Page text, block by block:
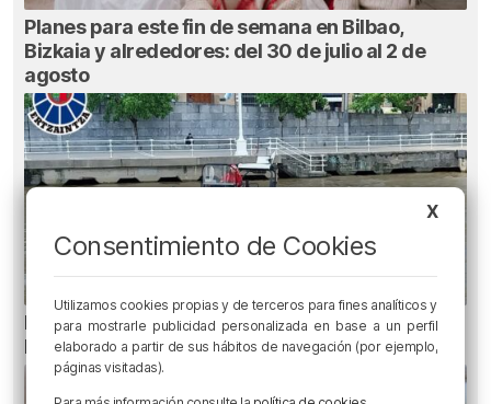
Planes para este fin de semana en Bilbao,
Bizkaia y alrededores: del 30 de julio al 2 de
agosto
Recuperado el cuerpo sin vida de una mujer en
la ría de Bilbao
X
Consentimiento de Cookies
Utilizamos cookies propias y de terceros para fines analíticos y
para mostrarle publicidad personalizada en base a un perfil
elaborado a partir de sus hábitos de navegación (por ejemplo,
páginas visitadas).